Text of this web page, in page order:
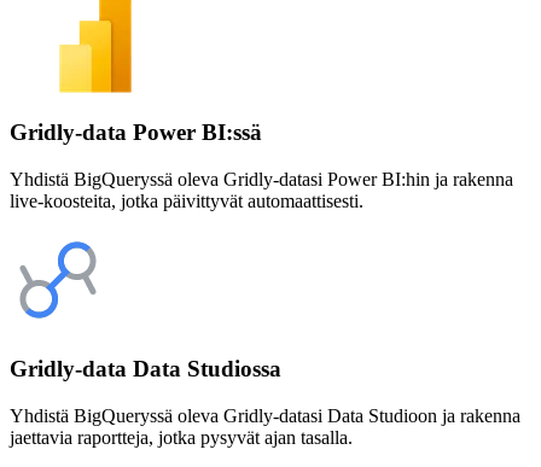
Gridly-data Power BI:ssä
Yhdistä BigQueryssä oleva Gridly-datasi Power BI:hin ja rakenna
live-koosteita, jotka päivittyvät automaattisesti.
Gridly-data Data Studiossa
Yhdistä BigQueryssä oleva Gridly-datasi Data Studioon ja rakenna
jaettavia raportteja, jotka pysyvät ajan tasalla.